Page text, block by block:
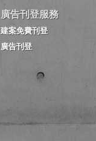
廣告刊登服務
建案免費刊登
廣告刊登